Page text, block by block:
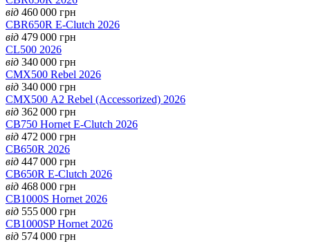
від 460 000 грн
CBR650R E-Clutch 2026
від 479 000 грн
CL500 2026
від 340 000 грн
CMX500 Rebel 2026
від 340 000 грн
CMX500 А2 Rebel (Accessorized) 2026
від 362 000 грн
CB750 Hornet E-Clutch 2026
від 472 000 грн
CB650R 2026
від 447 000 грн
CB650R E-Clutch 2026
від 468 000 грн
CB1000S Hornet 2026
від 555 000 грн
CB1000SP Hornet 2026
від 574 000 грн